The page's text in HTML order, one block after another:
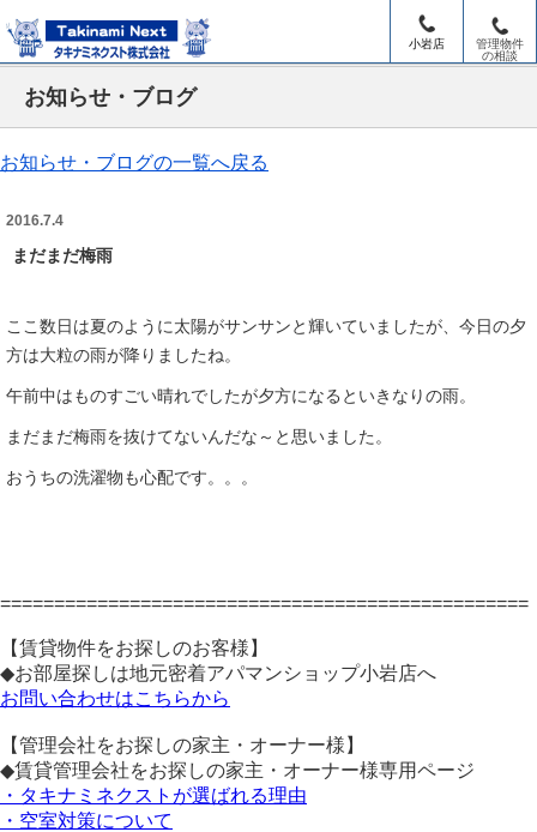
小岩店
管理物件
の相談
お知らせ・ブログ
お知らせ・ブログの一覧へ戻る
2016.7.4
まだまだ梅雨
ここ数日は夏のように太陽がサンサンと輝いていましたが、今日の夕
方は大粒の雨が降りましたね。
午前中はものすごい晴れでしたが夕方になるといきなりの雨。
まだまだ梅雨を抜けてないんだな～と思いました。
おうちの洗濯物も心配です。。。
=================================================
【賃貸物件をお探しのお客様】
◆お部屋探しは地元密着アパマンショップ小岩店へ
お問い合わせはこちらから
【管理会社をお探しの家主・オーナー様】
◆賃貸管理会社をお探しの家主・オーナー様専用ページ
・タキナミネクストが選ばれる理由
・空室対策について